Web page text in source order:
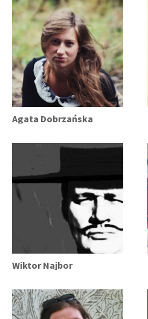
Agata Dobrzańska
Wiktor Najbor